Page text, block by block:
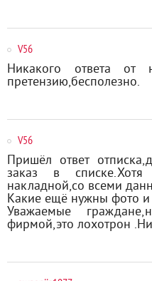
V56
Никакого ответа от
претензию,бесполезно.
V56
Пришёл ответ
заказ в
накладной,со всеми
Какие ещё нужны фото и
Уважаемые
фирмой,это лохотрон